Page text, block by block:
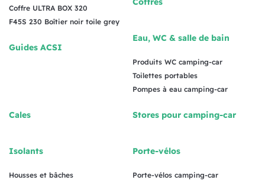
Coffre ULTRA BOX 320
F45S 230 Boîtier noir toile grey
Guides ACSI
Eau, WC & salle de bain
Produits WC camping-car
Toilettes portables
Pompes à eau camping-car
Cales
Isolants
Housses et bâches
Stores pour camping-car
Porte-vélos
Porte-vélos camping-car